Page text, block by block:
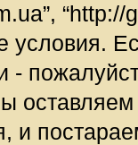
условия.
-
и